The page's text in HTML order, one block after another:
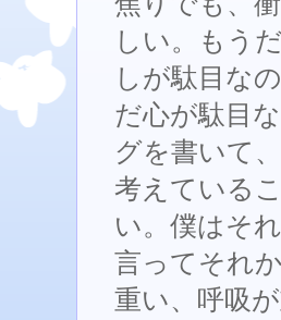
しい。もう
しが駄目な
だ心が駄目
グを書いて
考えている
い。僕はそ
言ってそれ
重い、呼吸